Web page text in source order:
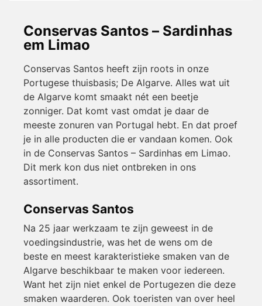
Conservas Santos – Sardinhas
em Limao
Conservas Santos heeft zijn roots in onze
Portugese thuisbasis; De Algarve. Alles wat uit
de Algarve komt smaakt nét een beetje
zonniger. Dat komt vast omdat je daar de
meeste zonuren van Portugal hebt. En dat proef
je in alle producten die er vandaan komen. Ook
in de Conservas Santos – Sardinhas em Limao.
Dit merk kon dus niet ontbreken in ons
assortiment.
Conservas Santos
Na 25 jaar werkzaam te zijn geweest in de
voedingsindustrie, was het de wens om de
beste en meest karakteristieke smaken van de
Algarve beschikbaar te maken voor iedereen.
Want het zijn niet enkel de Portugezen die deze
smaken waarderen. Ook toeristen van over heel